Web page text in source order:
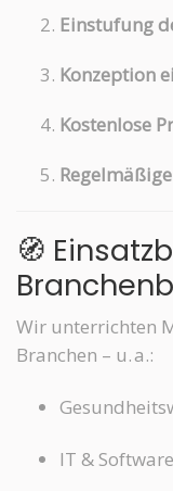
Einstufung
Konzeption
Kostenlose
🧭
Wir unterrichten
Branchen – u. a.:
IT &